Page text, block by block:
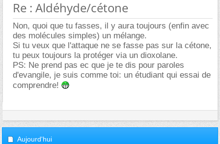
Re : Aldéhyde/cétone
Non, quoi que tu fasses, il y aura toujours (enfin avec
des molécules simples) un mélange.
Si tu veux que l'attaque ne se fasse pas sur la cétone,
tu peux toujours la protéger via un dioxolane.
PS: Ne prend pas ec que je te dis pour paroles
d'evangile, je suis comme toi: un étudiant qui essai de
comprendre!
Aujourd'hui